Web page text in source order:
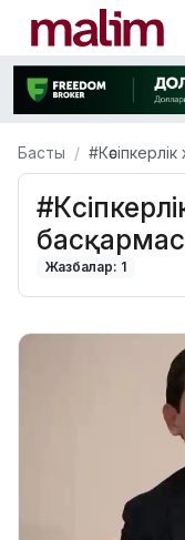
Басты
Жазбалар: 1